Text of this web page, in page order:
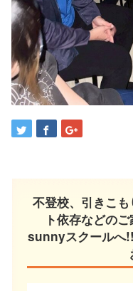
不登校、引きこ
ト依存などの
sunnyスクールへ